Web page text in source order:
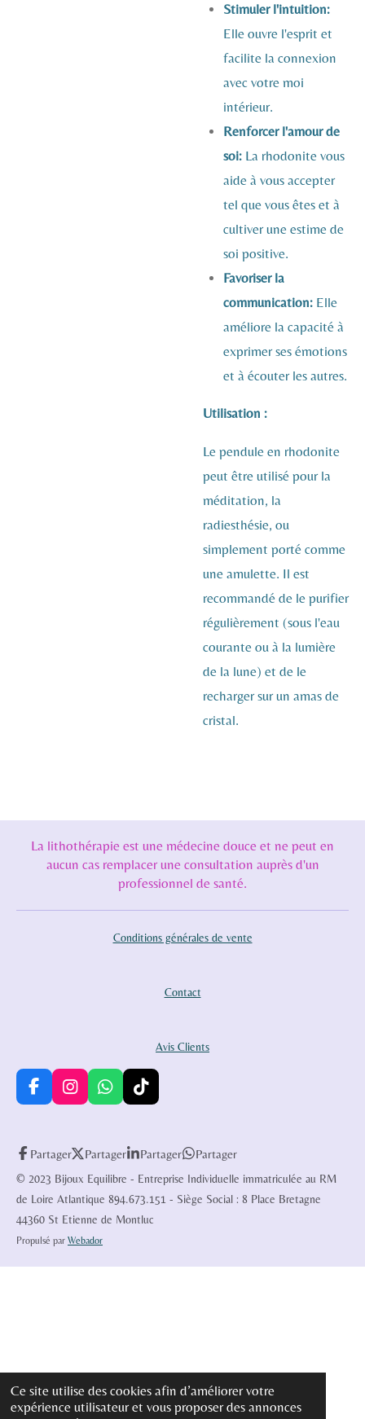
Ce site utilise des cookies afin d’améliorer votre
expérience utilisateur et vous proposer des annonces
Stimuler l'intuition:
Elle ouvre l'esprit et
facilite la connexion
avec votre moi
intérieur.
Renforcer l'amour de
soi: La rhodonite vous
aide à vous accepter
tel que vous êtes et à
cultiver une estime de
soi positive.
Favoriser la
communication: Elle
améliore la capacité à
exprimer ses émotions
et à écouter les autres.
Utilisation :
Le pendule en rhodonite
peut être utilisé pour la
méditation, la
radiesthésie, ou
simplement porté comme
une amulette. Il est
recommandé de le purifier
régulièrement (sous l'eau
courante ou à la lumière
de la lune) et de le
recharger sur un amas de
cristal.
La lithothérapie est une médecine douce et ne peut en
aucun cas remplacer une consultation auprès d'un
professionnel de santé.
Conditions générales de vente
Contact
Avis Clients
F
a
b
o
k
I
n
a
g
a
m
W
h
s
A
p
T
i
o
k
Partager Partager Partager Partager
© 2023 Bijoux Equilibre - Entreprise Individuelle immatriculée au RM
de Loire Atlantique 894.673.151 - Siège Social : 8 Place Bretagne
44360 St Etienne de Montluc
Propulsé par Webador